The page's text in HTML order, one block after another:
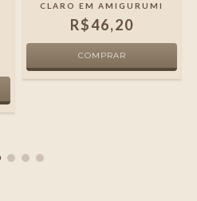
CLARO EM AMIGURUMI
R$46,20